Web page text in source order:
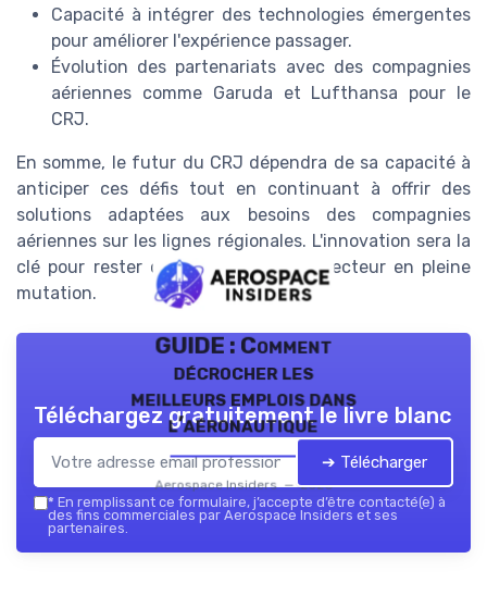
Capacité à intégrer des technologies émergentes
pour améliorer l'expérience passager.
Évolution des partenariats avec des compagnies
aériennes comme Garuda et Lufthansa pour le
CRJ.
En somme, le futur du CRJ dépendra de sa capacité à
anticiper ces défis tout en continuant à offrir des
solutions adaptées aux besoins des compagnies
aériennes sur les lignes régionales. L'innovation sera la
clé pour rester compétitif dans un secteur en pleine
mutation.
GUIDE : Comment
décrocher les
meilleurs emplois dans
l’aéronautique
Aerospace Insiders — 2026
Téléchargez gratuitement le livre blanc
➔ Télécharger
* En remplissant ce formulaire, j’accepte d’être contacté(e) à
des fins commerciales par Aerospace Insiders et ses
partenaires.